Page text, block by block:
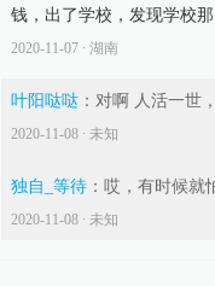
钱，出了学校，发现学校
2020-11-07 ∙ 湖南
叶阳哒哒 ： 对啊 人活一世
2020-11-08 ∙ 未知
独自_等待 ： 哎，有时候就
2020-11-08 ∙ 未知